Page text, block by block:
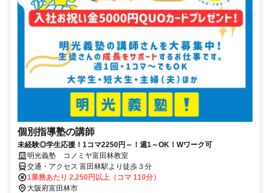
個別指導塾の講師
未経験◎学生応援！1コマ2250円～！週1～OK！Wワーク可
明光義塾 コノミヤ富田林教室
交通・アクセス 富田林駅より徒歩３分
1業務あたり 2,250円以上（コマ 110分）
大阪府富田林市